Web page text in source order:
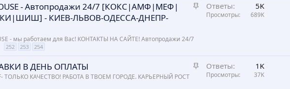
лЗ
л
- Автопродажи 24/7 [КОКС|АМФ|МЕФ|
- КИЕВ-ЛЬВОВ-ОДЕССА-ДНЕПР-
- мы работаем для Вас! КОНТАКТЫ НА САЙТЕ! Автопродажи 24/7
252 253 254
Ответы 5K
Просмотры 689K
З
В ДЕНЬ ОПЛАТЫ
ТОЛЬКО КАЧЕСТВО! РАБОТА В ТВОЕМ ГОРОДЕ. КАРЬЕРНЫЙ РОСТ
Ответы 1K
Просмотры 37K